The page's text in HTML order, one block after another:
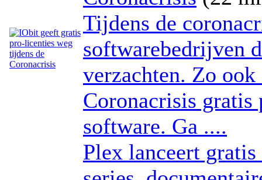
Tijdens de
softwarebedrijven
verzachten. Zo
Coronacrisis gratis
software. Ga ....
Plex lanceert